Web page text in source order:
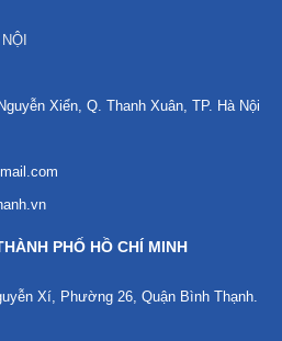
Xiển, Q. Thanh Xuân, TP. Hà Nội
PHỐ HỒ CHÍ MINH
Xí, Phường 26, Quận Bình Thạnh.